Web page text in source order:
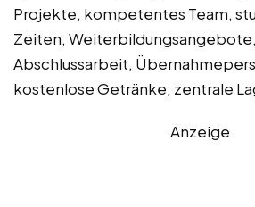
Projekte, kompetentes Team,
Zeiten,
Abschlussarbeit,
kostenlose Getränke, zentrale
Anzeige